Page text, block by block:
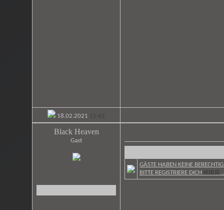
18.02.2021 15:45
Black Heaven
Gast
GÄSTE HABEN KEINE
BITTE REGISTRIERE DICH HIER